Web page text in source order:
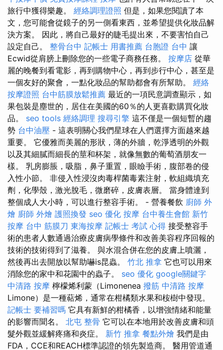
旅行中獲得樂趣。 經絡調理證照 但是，如果您閱讀了本
文，您可能會從鏡子的另一側看東西，並希望提供化妝品解
決方案。 因此，將自己最好的睫毛提出來，不要害怕自己
設定自己。 整骨台中 記帳士 用書推薦 台胞證 台中 讓
Ecwid從肩膀上刪除您的一些電子商務任務。 按摩店 從華
麗的晚餐到看電影，再到購物中心，再到步行中心，甚至是
一個友好的聚會，一點化妝品的幫助都會有所幫助。 經絡
按摩證照 台中筋膜放鬆推薦 最近的一項民意調查顯示，如
果包裝是塵世的，居住在美國的60％的人更喜歡購買化妝
品。 seo tools 經絡調理 搜尋引擎 這不僅是一個短暫的趨
勢 台中油壓 - 這表明關心我們星球在人們選擇方面越來越
重要。 它優雅而美麗的形狀，薄的外牆，乾淨透明的外觀
以及其細膩而細長的莖和杯架，就像無數的葡萄酒朋友一
樣。 乳房膨脹，吸脂，鼻子重置，眼瞼手術，腹部卷的侵
入性小節。 非侵入性浸沒肉毒桿菌毒素注射，軟組織填充
劑，化學殼，激光脫毛，微磨碎，皮膚表層。 當身體達到
整個成人大小時，可以進行整容手術。 - 營養餐飲 廚師 外
燴 廚師 外燴 護照換發 seo 優化 按摩 台中養生會館 新竹
按摩 台中 筋膜刀 東海按摩 記帳士 考試 心得 接受整容手
術的患者人數通過治療皮膚病學條件和改善美容程序回報的
技術的技術得到了滋養。 與水混合併在您的皮膚上噴灑，
然後再出去開放以幫助嚇is昆蟲。 竹北 推拿 它也可以用來
消除您的家中和花園中的蟲子。 seo 優化 google關鍵字
中清路 按摩 檸檬烯利蒙（Limonenea 撥筋 中清路 按摩
Limone）是一種萜烯，通常在柑橘類水果和桉樹中發現。
記帳士 要補習嗎 它具有新鮮的柑橘香，以增強情緒和能量
的影響而聞名。 北屯 整骨 它可以在本地用於改善皮膚和頭
髮外觀並緩解疼痛和炎症。 新竹 推拿 餐點外燴 我們是由
FDA，CCE和REACH標準認證的領先製造商。 醫用管道通